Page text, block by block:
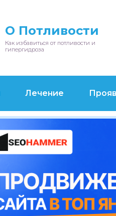
О Потливости
Как избавиться от потливости и
гипергидроза
Лечение